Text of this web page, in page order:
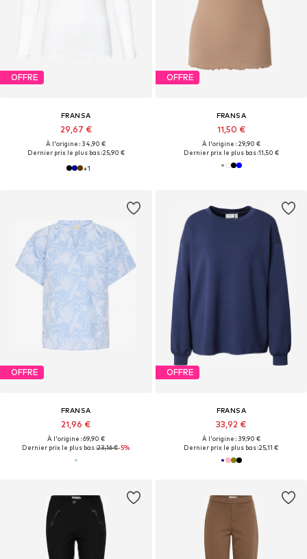
OFFRE
FRANSA
29,67 €
À l'origine : 34,90 €
Dernier prix le plus bas :25,90 €
+1
OFFRE
FRANSA
11,50 €
À l'origine : 29,90 €
Dernier prix le plus bas :11,50 €
OFFRE
FRANSA
21,96 €
À l'origine : 69,90 €
Dernier prix le plus bas :23,16 €-5%
OFFRE
FRANSA
33,92 €
À l'origine : 39,90 €
Dernier prix le plus bas :25,11 €